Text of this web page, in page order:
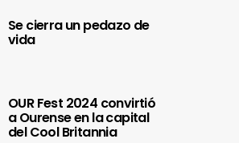
Se cierra un pedazo de
vida
OUR Fest 2024 convirtió
a Ourense en la capital
del Cool Britannia